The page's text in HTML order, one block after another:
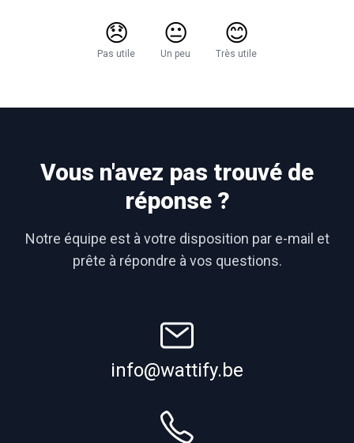
😞
Pas utile
😐
Un peu
😊
Très utile
Vous n'avez pas trouvé de
réponse ?
Notre équipe est à votre disposition par e-mail et
prête à répondre à vos questions.
info@wattify.be